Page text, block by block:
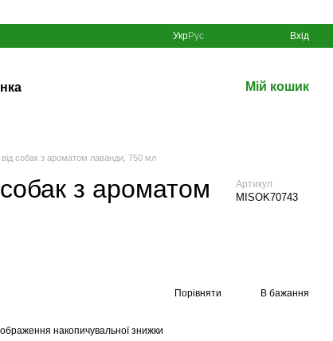
УкрРус Вхід
Мій кошик
собак з ароматом лаванди, 750 мл
з ароматом
Артикул
MISOK70743
Порівняти В бажання
накопичувальної знижки